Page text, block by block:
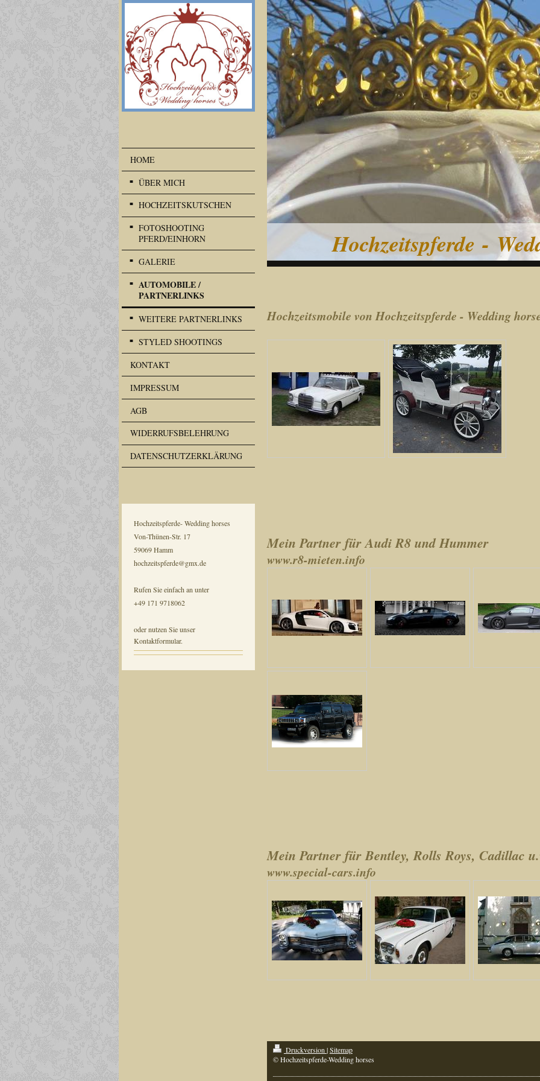
HOME
ÜBER MICH
HOCHZEITSKUTSCHEN
FOTOSHOOTING
PFERD/EINHORN
GALERIE
AUTOMOBILE /
PARTNERLINKS
WEITERE PARTNERLINKS
STYLED SHOOTINGS
KONTAKT
IMPRESSUM
AGB
WIDERRUFSBELEHRUNG
DATENSCHUTZERKLÄRUNG
Hochzeitspferde- Wedding horses
Von-Thünen-Str. 17
59069 Hamm
hochzeitspferde@gmx.de
Rufen Sie einfach an unter
+49 171 9718062
oder nutzen Sie unser
Kontaktformular.
Hochzeitspferde -
Hochzeitsmobile von Hochzeitspferde - Wedding
Mein Partner für Audi R8 und Hummer
www.r8-mieten.info
Mein Partner für Bentley, Rolls Roys, Cadillac
www.special-cars.info
Druckversion|Sitemap
© Hochzeitspferde-Wedding horses